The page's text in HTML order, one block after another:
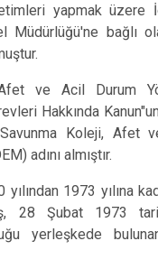
yapmak üzere
Müdürlüğü'ne bağlı
ve Acil Durum
Hakkında
Koleji, Afet
adını almıştır.
yılından 1973 yılına
28 Şubat 1973
yerleşkede